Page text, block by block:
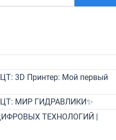
3D Принтер: Мой первый
МИР ГИДРАВЛИКИ✨
ТЕХНОЛОГИЙ |